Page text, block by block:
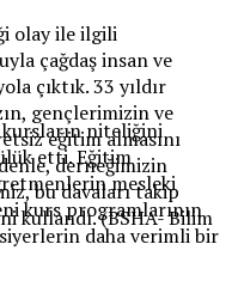
olay ile ilgili
çağdaş insan ve
çıktık. 33 yıldır
gençlerimizin ve
eğitim almasını
derneğimizin
bu davaları takip
kullandı. (BSHA- Bilim
niteliğini
etti. Eğitim
mesleki
kurs programlarının
daha verimli bir